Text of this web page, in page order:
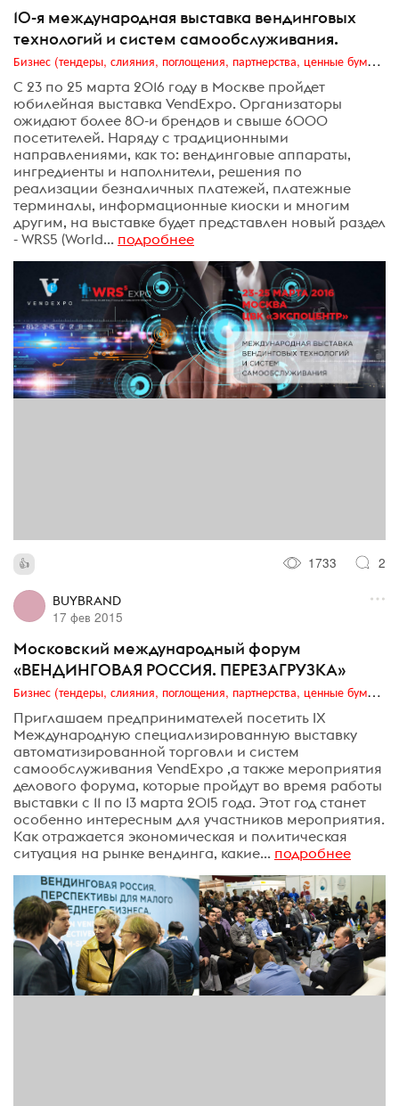
10-я международная выставка вендинговых
технологий и систем самообслуживания.
Бизнес (тендеры, слияния, поглощения, партнерства, ценные бумаги, акционеры, финансы и отчетность)
С 23 по 25 марта 2016 году в Москве пройдет
юбилейная выставка VendExpo. Организаторы
ожидают более 80-и брендов и свыше 6000
посетителей. Наряду с традиционными
направлениями, как то: вендинговые аппараты,
ингредиенты и наполнители, решения по
реализации безналичных платежей, платежные
терминалы, информационные киоски и многим
другим, на выставке будет представлен новый раздел
- WRS5 (World... подробнее
1733 2
BUYBRAND
17 фев 2015
Московский международный форум
«ВЕНДИНГОВАЯ РОССИЯ. ПЕРЕЗАГРУЗКА»
Бизнес (тендеры, слияния, поглощения, партнерства, ценные бумаги, акционеры, финансы и отчетность)
Приглашаем предпринимателей посетить IX
Международную специализированную выставку
автоматизированной торговли и систем
самообслуживания VendExpo ,а также мероприятия
делового форума, которые пройдут во время работы
выставки с 11 по 13 марта 2015 года. Этот год станет
особенно интересным для участников мероприятия.
Как отражается экономическая и политическая
ситуация на рынке вендинга, какие... подробнее